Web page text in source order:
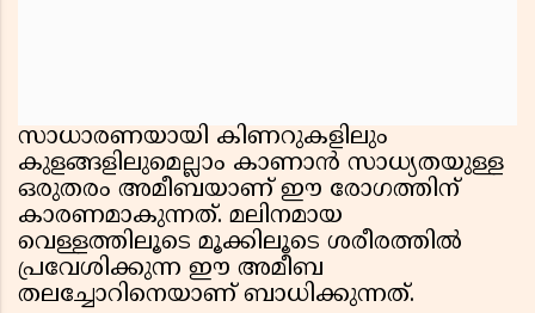
സാധാരണയായി കിണറുകളിലും
കുളങ്ങളിലുമെല്ലാം കാണാൻ സാധ്യതയുള്ള
ഒരുതരം അമീബയാണ് ഈ രോഗത്തിന്
കാരണമാകുന്നത്. മലിനമായ
വെള്ളത്തിലൂടെ മൂക്കിലൂടെ ശരീരത്തിൽ
പ്രവേശിക്കുന്ന ഈ അമീബ
തലച്ചോറിനെയാണ് ബാധിക്കുന്നത്.